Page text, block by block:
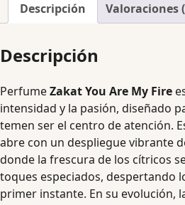
Descripción Valoraciones
Descripción
PerfumeZakat You Are My Fire
intensidad y la pasión, diseñado
temen ser el centro de atención.
abre con un despliegue vibrante
donde la frescura de los cítricos
toques especiados, despertando
primer instante. En su evolución,